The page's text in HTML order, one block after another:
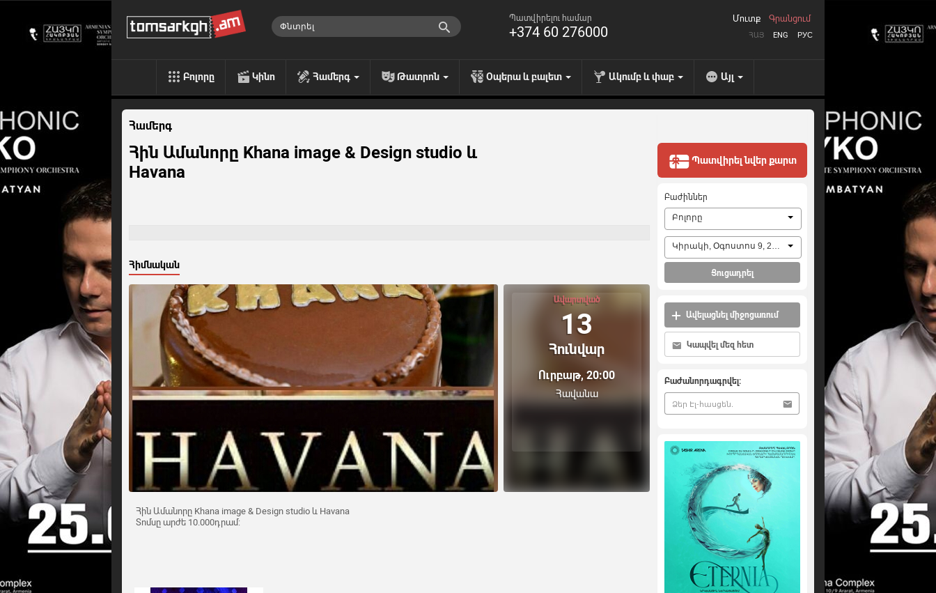
Պատվիրելու համար
+374 60 276000 ՀԱՅ ENG РУС
Մուտք Գրանցում
Բոլորը Կինո Համերգ Թատրոն Օպերա և բալետ Ակումբ և փաբ Այլ
Համերգ
Հին Ամանորը Khana image & Design studio և
Havana
Հիմնական
Ավարտված
13
Հունվար
Ուրբաթ, 20:00
Հավանա
Հին Ամանորը Khana image & Design studio և Havana
Տոմսը արժե 10.000դրամ:
Պատվիրել նվեր քարտ
Բաժիններ
Բոլորը
Կիրակի, Օգոստոս 9, 2026
Ցուցադրել
Ավելացնել միջոցառում
Կապվել մեզ հետ
Բաժանորդագրվել: